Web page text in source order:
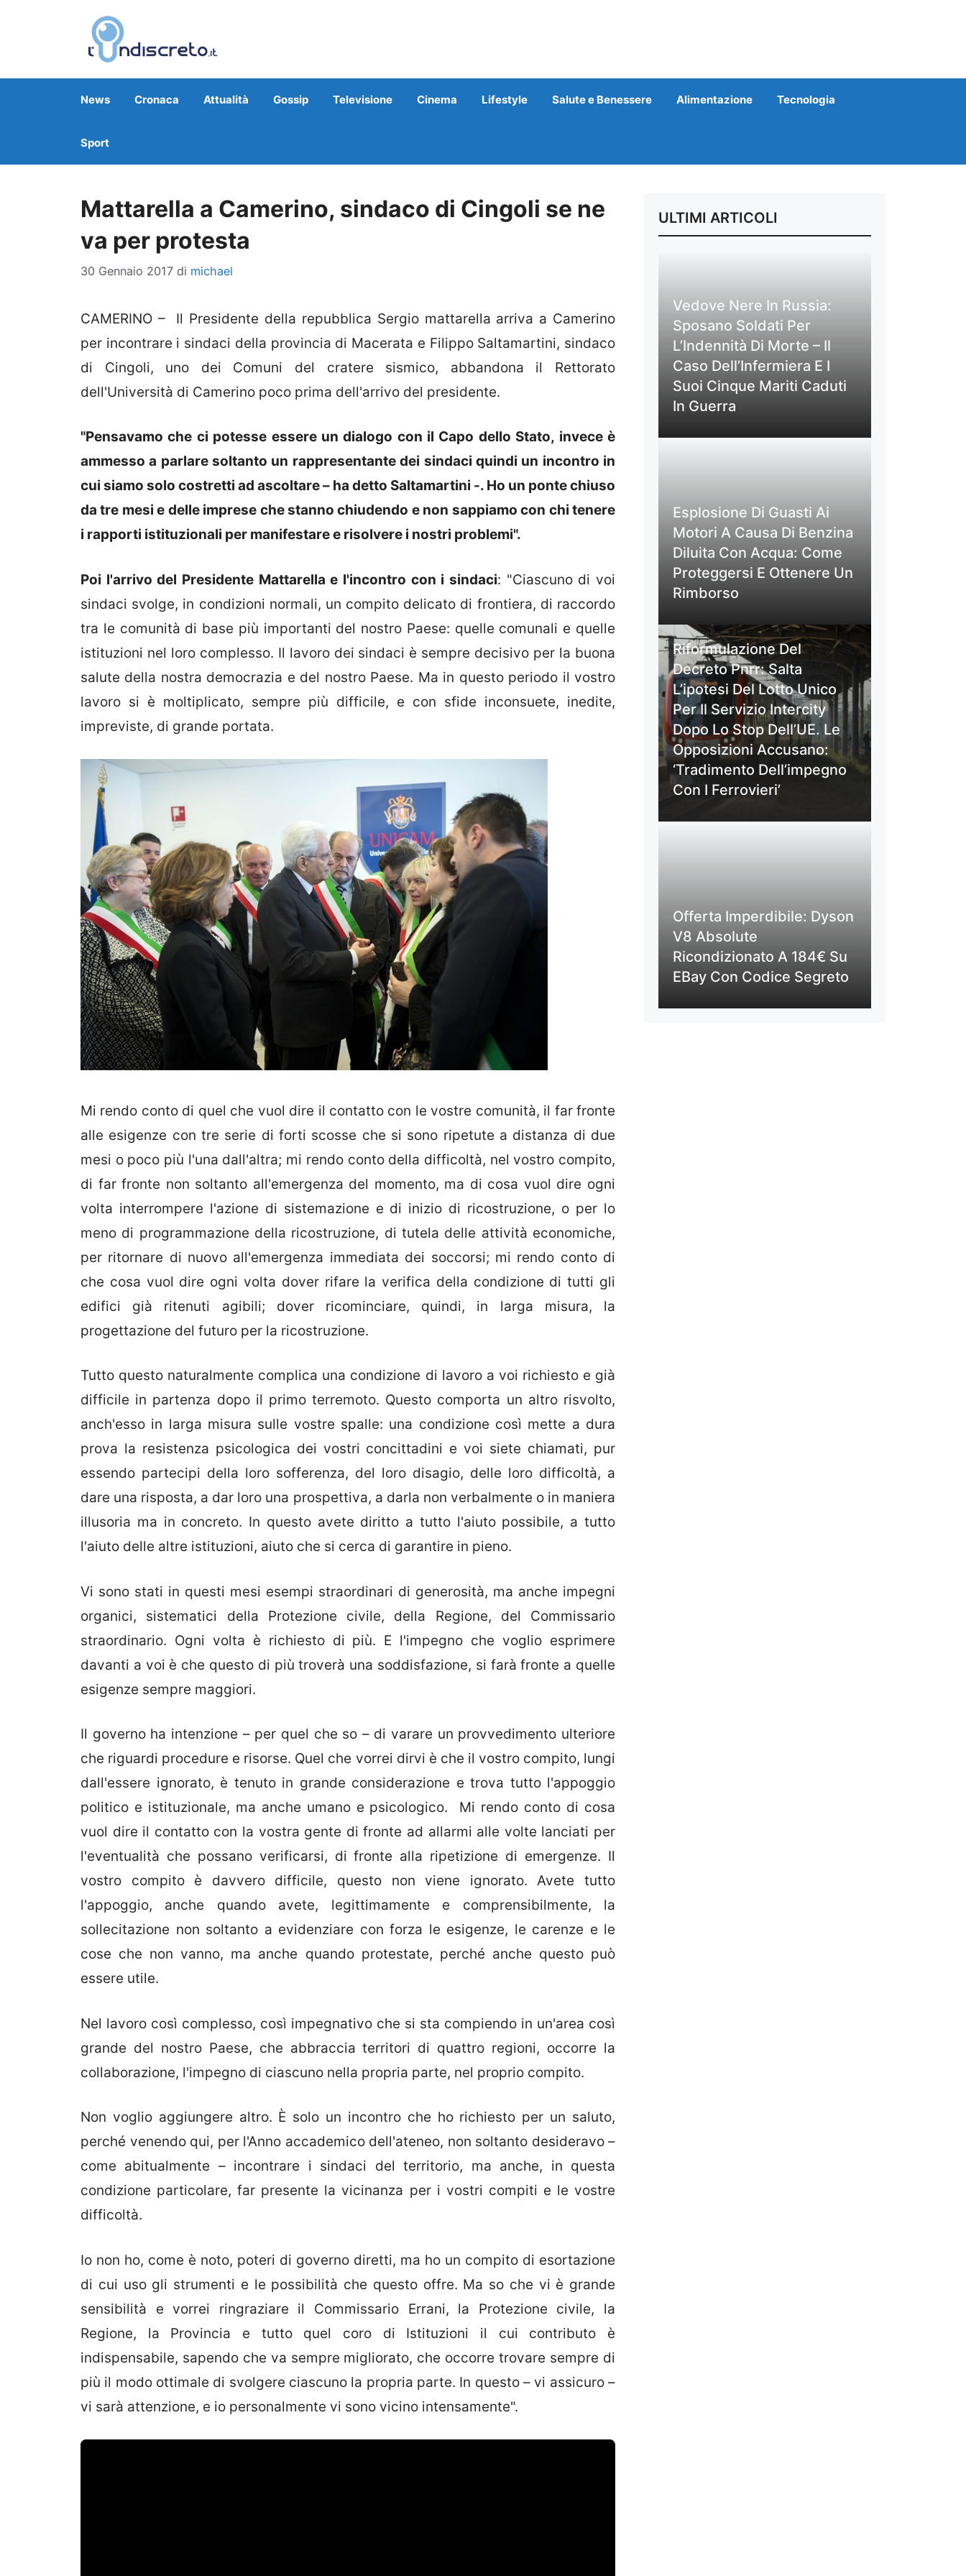
News Cronaca Attualità Gossip Televisione Cinema Lifestyle Salute e Benessere Alimentazione Tecnologia
Sport
Mattarella a Camerino, sindaco di Cingoli se ne
va per protesta
30 Gennaio 2017 di michael
CAMERINO – Il Presidente della repubblica Sergio mattarella arriva a Camerino
per incontrare i sindaci della provincia di Macerata e Filippo Saltamartini, sindaco
di Cingoli, uno dei Comuni del cratere sismico, abbandona il Rettorato
dell'Università di Camerino poco prima dell'arrivo del presidente.
"Pensavamo che ci potesse essere un dialogo con il Capo dello Stato, invece è
ammesso a parlare soltanto un rappresentante dei sindaci quindi un incontro in
cui siamo solo costretti ad ascoltare – ha detto Saltamartini -. Ho un ponte chiuso
da tre mesi e delle imprese che stanno chiudendo e non sappiamo con chi tenere
i rapporti istituzionali per manifestare e risolvere i nostri problemi".
Poi l'arrivo del Presidente Mattarella e l'incontro con i sindaci: "Ciascuno di voi
sindaci svolge, in condizioni normali, un compito delicato di frontiera, di raccordo
tra le comunità di base più importanti del nostro Paese: quelle comunali e quelle
istituzioni nel loro complesso. Il lavoro dei sindaci è sempre decisivo per la buona
salute della nostra democrazia e del nostro Paese. Ma in questo periodo il vostro
lavoro si è moltiplicato, sempre più difficile, e con sfide inconsuete, inedite,
impreviste, di grande portata.
Mi rendo conto di quel che vuol dire il contatto con le vostre comunità, il far fronte
alle esigenze con tre serie di forti scosse che si sono ripetute a distanza di due
mesi o poco più l'una dall'altra; mi rendo conto della difficoltà, nel vostro compito,
di far fronte non soltanto all'emergenza del momento, ma di cosa vuol dire ogni
volta interrompere l'azione di sistemazione e di inizio di ricostruzione, o per lo
meno di programmazione della ricostruzione, di tutela delle attività economiche,
per ritornare di nuovo all'emergenza immediata dei soccorsi; mi rendo conto di
che cosa vuol dire ogni volta dover rifare la verifica della condizione di tutti gli
edifici già ritenuti agibili; dover ricominciare, quindi, in larga misura, la
progettazione del futuro per la ricostruzione.
Tutto questo naturalmente complica una condizione di lavoro a voi richiesto e già
difficile in partenza dopo il primo terremoto. Questo comporta un altro risvolto,
anch'esso in larga misura sulle vostre spalle: una condizione così mette a dura
prova la resistenza psicologica dei vostri concittadini e voi siete chiamati, pur
essendo partecipi della loro sofferenza, del loro disagio, delle loro difficoltà, a
dare una risposta, a dar loro una prospettiva, a darla non verbalmente o in maniera
illusoria ma in concreto. In questo avete diritto a tutto l'aiuto possibile, a tutto
l'aiuto delle altre istituzioni, aiuto che si cerca di garantire in pieno.
Vi sono stati in questi mesi esempi straordinari di generosità, ma anche impegni
organici, sistematici della Protezione civile, della Regione, del Commissario
straordinario. Ogni volta è richiesto di più. E l'impegno che voglio esprimere
davanti a voi è che questo di più troverà una soddisfazione, si farà fronte a quelle
esigenze sempre maggiori.
Il governo ha intenzione – per quel che so – di varare un provvedimento ulteriore
che riguardi procedure e risorse. Quel che vorrei dirvi è che il vostro compito, lungi
dall'essere ignorato, è tenuto in grande considerazione e trova tutto l'appoggio
politico e istituzionale, ma anche umano e psicologico. Mi rendo conto di cosa
vuol dire il contatto con la vostra gente di fronte ad allarmi alle volte lanciati per
l'eventualità che possano verificarsi, di fronte alla ripetizione di emergenze. Il
vostro compito è davvero difficile, questo non viene ignorato. Avete tutto
l'appoggio, anche quando avete, legittimamente e comprensibilmente, la
sollecitazione non soltanto a evidenziare con forza le esigenze, le carenze e le
cose che non vanno, ma anche quando protestate, perché anche questo può
essere utile.
Nel lavoro così complesso, così impegnativo che si sta compiendo in un'area così
grande del nostro Paese, che abbraccia territori di quattro regioni, occorre la
collaborazione, l'impegno di ciascuno nella propria parte, nel proprio compito.
Non voglio aggiungere altro. È solo un incontro che ho richiesto per un saluto,
perché venendo qui, per l'Anno accademico dell'ateneo, non soltanto desideravo –
come abitualmente – incontrare i sindaci del territorio, ma anche, in questa
condizione particolare, far presente la vicinanza per i vostri compiti e le vostre
difficoltà.
Io non ho, come è noto, poteri di governo diretti, ma ho un compito di esortazione
di cui uso gli strumenti e le possibilità che questo offre. Ma so che vi è grande
sensibilità e vorrei ringraziare il Commissario Errani, la Protezione civile, la
Regione, la Provincia e tutto quel coro di Istituzioni il cui contributo è
indispensabile, sapendo che va sempre migliorato, che occorre trovare sempre di
più il modo ottimale di svolgere ciascuno la propria parte. In questo – vi assicuro –
vi sarà attenzione, e io personalmente vi sono vicino intensamente".
ULTIMI ARTICOLI
Vedove Nere In Russia:
Sposano Soldati Per
L’Indennità Di Morte – Il
Caso Dell’Infermiera E I
Suoi Cinque Mariti Caduti
In Guerra
Esplosione Di Guasti Ai
Motori A Causa Di Benzina
Diluita Con Acqua: Come
Proteggersi E Ottenere Un
Rimborso
Riformulazione Del
Decreto Pnrr: Salta
L’ipotesi Del Lotto Unico
Per Il Servizio Intercity
Dopo Lo Stop Dell’UE. Le
Opposizioni Accusano:
‘Tradimento Dell’impegno
Con I Ferrovieri’
Offerta Imperdibile: Dyson
V8 Absolute
Ricondizionato A 184€ Su
EBay Con Codice Segreto